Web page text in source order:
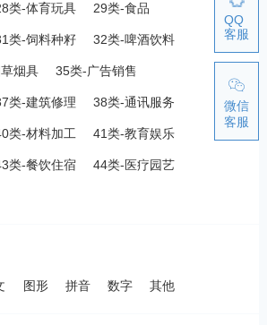
类-体育玩具 29类-食品
类-饲料种籽 32类-啤酒饮料
烟具 35类-广告销售
类-建筑修理 38类-通讯服务
类-材料加工 41类-教育娱乐
类-餐饮住宿 44类-医疗园艺
图形 拼音 数字 其他
QQ
客服
微信
客服